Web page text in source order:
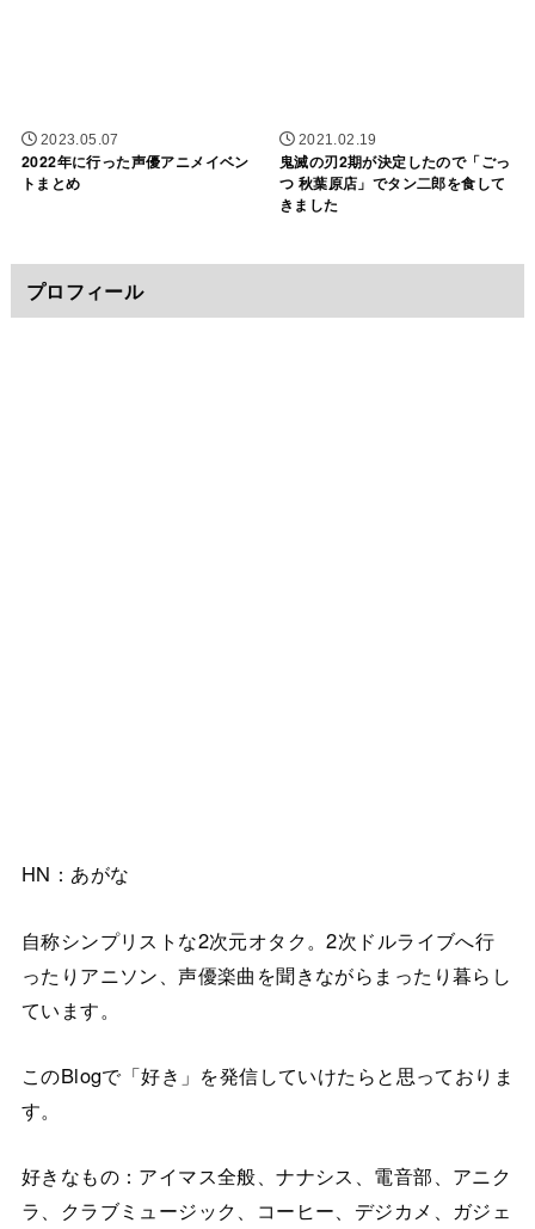
2023.05.07
2022年に行った声優アニメイベン
トまとめ
2021.02.19
鬼滅の刃2期が決定したので「ごっ
つ 秋葉原店」でタン二郎を食して
きました
プロフィール
HN：あがな
自称シンプリストな2次元オタク。2次ドルライブへ行
ったりアニソン、声優楽曲を聞きながらまったり暮らし
ています。
このBlogで「好き」を発信していけたらと思っておりま
す。
好きなもの：アイマス全般、ナナシス、電音部、アニク
ラ、クラブミュージック、コーヒー、デジカメ、ガジェ